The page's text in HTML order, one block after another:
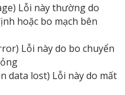
Lỗi này thường do
hoặc bo mạch bên
Lỗi này do bo chuyển
data lost) Lỗi này do mất